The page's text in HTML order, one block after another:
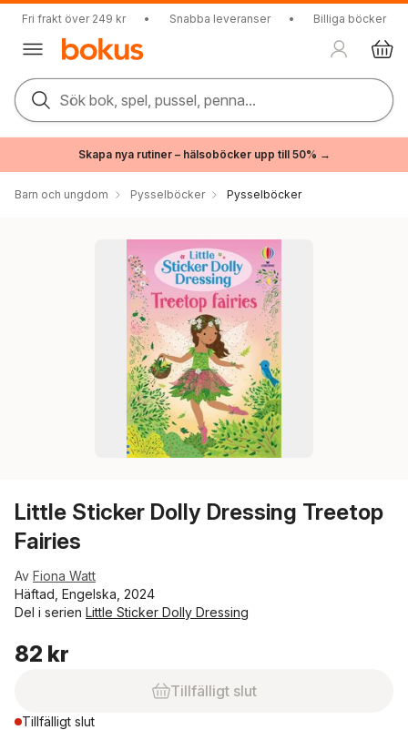
Fri frakt över 249 kr • Snabba leveranser • Billiga böcker
Sök bok, spel, pussel, penna...
Skapa nya rutiner – hälsoböcker upp till 50% →
Barn och ungdom Pysselböcker Pysselböcker
Little Sticker Dolly Dressing Treetop
Fairies
Av Fiona Watt
Häftad, Engelska, 2024
Del i serien Little Sticker Dolly Dressing
82 kr
Tillfälligt slut
Tillfälligt slut